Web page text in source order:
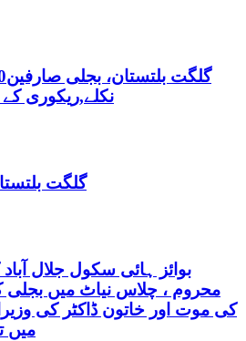
نکلے,ریکوری کے
گلگت
بوائز ہائی سکول جلال
محروم ، چلاس نیاٹ میں
کی موت اور خاتون ڈاکٹر کی
میں